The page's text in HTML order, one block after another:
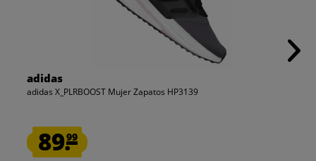
adidas
adidas X_PLRBOOST Mujer Zapatos HP3139
89.99